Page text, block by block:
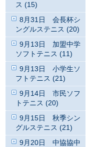
ス (15)
8月31日 会長杯シ
ングルステニス (20)
9月13日 加盟中学
ソフトテニス (11)
9月13日 小学生ソ
フトテニス (21)
9月14日 市民ソフ
トテニス (20)
9月15日 秋季シン
グルステニス (21)
9月20日 中協協中